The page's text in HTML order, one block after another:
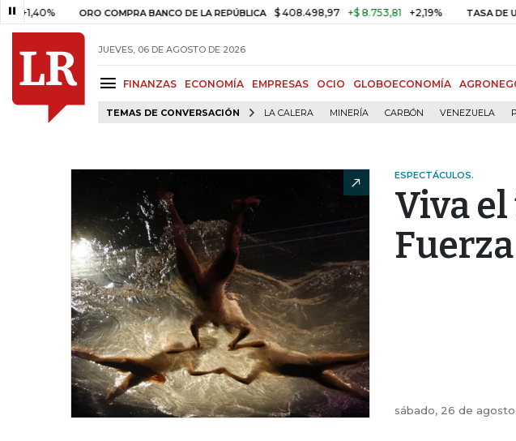
ORO COMPRA BANCO DE LA REPÚBLICA $ 408.498,97 +$ 8.753,81 +2,19% TASA DE USURA
JUEVES, 06 DE AGOSTO DE 2026
FINANZAS ECONOMÍA EMPRESAS OCIO GLOBOECONOMÍA
TEMAS DE CONVERSACIÓN LA CALERA MINERÍA CARBÓN VENEZUELA
ESPECTÁCULOS.
Viva
sábado, 26 de agosto